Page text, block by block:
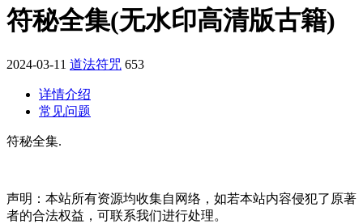
符秘全集(无水印高清版古籍)
2024-03-11 道法符咒 653
详情介绍
常见问题
符秘全集.
声明：本站所有资源均收集自网络，如若本站内容侵犯了原著
者的合法权益，可联系我们进行处理。